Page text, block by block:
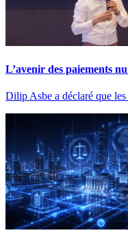
L’avenir des paiements
Dilip Asbe a déclaré que